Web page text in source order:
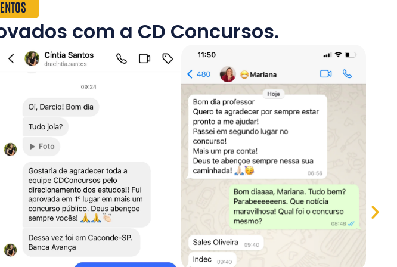
com a CD Concursos.